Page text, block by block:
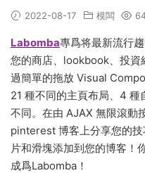
2022-08-17 模闆
Labomba專爲将最新流行
您的商店、lookbook、投資
過簡單的拖放 Visual
21 種不同的主頁布局、4
不同。在由 AJAX 無限滾動
pinterest 博客上分享您的
片和滑塊添加到您的博客！
成爲Labomba！